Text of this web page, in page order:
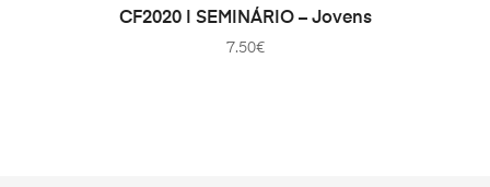
ADICIONAR
CF2020 | SEMINÁRIO – Jovens
7.50€